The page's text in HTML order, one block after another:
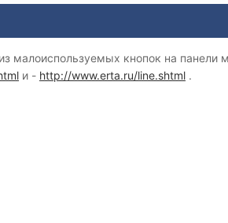
малоиспользуемых кнопок на панели
и - http://www.erta.ru/line.shtml .